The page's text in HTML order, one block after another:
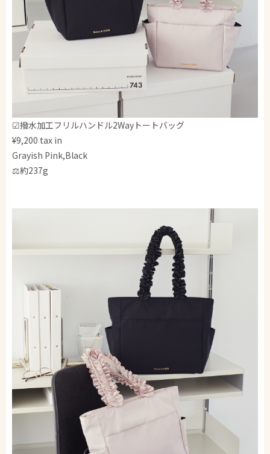
☑撥水加工フリルハンドル2Wayトートバッグ
¥9,200 tax in
Grayish Pink,Black
⚖️約237g